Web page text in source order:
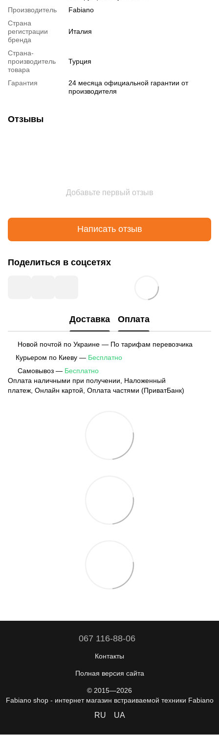
Производитель
Fabiano
Страна
регистрации
бренда
Италия
Страна-
производитель
товара
Турция
Гарантия
24 месяца официальной гарантии от
производителя
Отзывы
Добавьте первый отзыв
Написать отзыв
Поделиться в соцсетях
Доставка Оплата
Новой почтой по Украине — По тарифам перевозчика
Курьером по Киеву — Бесплатно
Самовывоз — Бесплатно
Оплата наличными при получении, Наложенный
платеж, Онлайн картой, Оплата частями (ПриватБанк)
067 116-88-06
Контакты
Полная версия сайта
© 2015—2026
Fabiano shop - интернет магазин встраиваемой техники Fabiano
RU UA